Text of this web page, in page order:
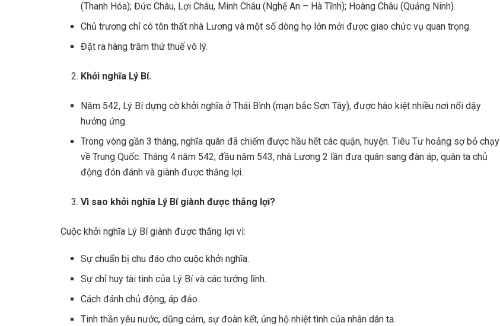
(Thanh Hóa); Đức Châu, Lợi Châu, Minh Châu (Nghệ An – Hà Tĩnh); Hoàng Châu (Quảng Ninh).
Chủ trương chỉ có tôn thất nhà Lương và một số dòng họ lớn mới được giao chức vụ quan trọng.
Đặt ra hàng trăm thứ thuế vô lý.
Khởi nghĩa Lý Bí.
Năm 542, Lý Bí dựng cờ khởi nghĩa ở Thái Bình (mạn bắc Sơn Tây), được hào kiệt nhiều nơi nổi dậy
hưởng ứng.
Trong vòng gần 3 tháng, nghĩa quân đã chiếm được hầu hết các quận, huyện. Tiêu Tư hoảng sợ bỏ chạy
về Trung Quốc. Tháng 4 năm 542; đầu năm 543, nhà Lương 2 lần đưa quân sang đàn áp, quân ta chủ
động đón đánh và giành được thắng lợi.
Vì sao khởi nghĩa Lý Bí giành được thắng lợi?
Cuộc khởi nghĩa Lý Bí giành được thắng lợi vì:
Sự chuẩn bị chu đáo cho cuộc khởi nghĩa.
Sự chỉ huy tài tình của Lý Bí và các tướng lĩnh.
Cách đánh chủ động, áp đảo.
Tinh thần yêu nước, dũng cảm, sự đoàn kết, ủng hộ nhiệt tình của nhân dân ta.